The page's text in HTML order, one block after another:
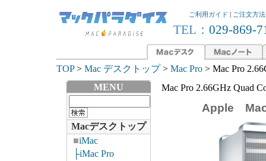
ご利用ガイド | ご注文方法
TEL： 029-869-
TOP> Mac デスクトップ> Mac Pro > Mac Pro
MENU
Macデスクトップ
■iMac
├iMac Pro
Mac Pro 2.66GHz Quad
Apple Mac